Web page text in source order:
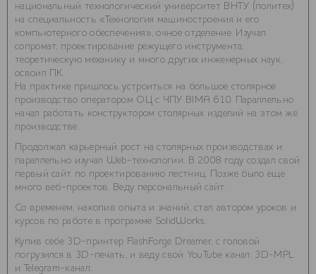
национальный технологический университет ВНТУ (политех)
на специальность «Технология машиностроения и его
компьютерного обеспечения», очное отделение. Изучал
сопромат, проектирование режущего инструмента,
теоретическую механику и много других инженерных наук,
освоил ПК.
На практике пришлось устроиться на большое столярное
производство оператором ОЦ с ЧПУ BIMA 610. Параллельно
начал работать конструктором столярных изделий на этом же
производстве.
Продолжал карьерный рост на столярных производствах и
параллельно изучал Web-технологии. В 2008 году создал свой
первый сайт по проектированию лестниц. Позже было еще
много веб-проектов. Веду персональныйсайт.
Со временем, накопив опыта и знаний, стал автором уроков и
курсов по работе в программе SolidWorks.
Купив себе 3D-принтер FlashForge Dreamer, с головой
погрузился в 3D-печать, и веду свой YouTube канал: 3D-MPL
и
Telegram-канал.